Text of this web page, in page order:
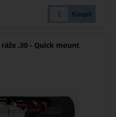
.30 - Quick mount